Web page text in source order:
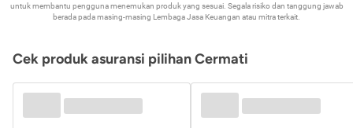
untuk membantu pengguna menemukan produk yang sesuai. Segala risiko dan tanggung jawab
berada pada masing-masing Lembaga Jasa Keuangan atau mitra terkait.
Cek produk asuransi pilihan Cermati